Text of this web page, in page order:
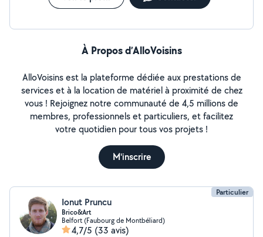
À Propos d’AlloVoisins
AlloVoisins est la plateforme dédiée aux prestations de
services et à la location de matériel à proximité de chez
vous ! Rejoignez notre communauté de 4,5 millions de
membres, professionnels et particuliers, et facilitez
votre quotidien pour tous vos projets !
M'inscrire
Particulier
Ionut Pruncu
Brico&Art
Belfort (Faubourg de Montbéliard)
4,7/5 (33 avis)